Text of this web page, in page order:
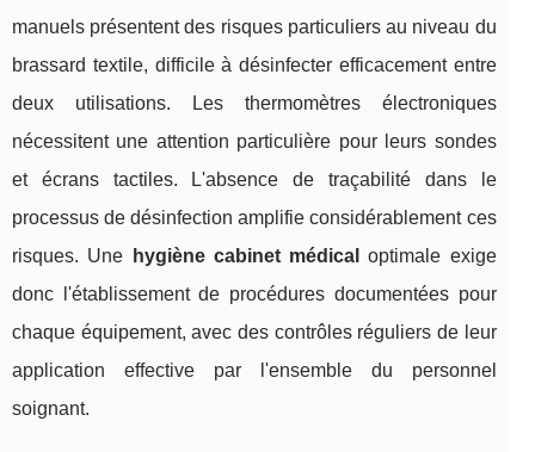
manuels présentent des risques particuliers au niveau du
brassard textile, difficile à désinfecter efficacement entre
deux utilisations. Les thermomètres électroniques
nécessitent une attention particulière pour leurs sondes
et écrans tactiles. L'absence de traçabilité dans le
processus de désinfection amplifie considérablement ces
risques. Une
hygiène cabinet médical
optimale exige
donc l'établissement de procédures documentées pour
chaque équipement, avec des contrôles réguliers de leur
application effective par l'ensemble du personnel
soignant.